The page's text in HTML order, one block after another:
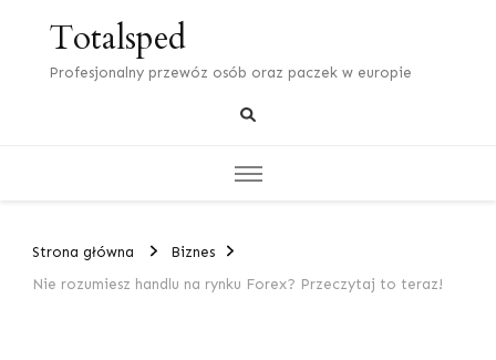
Totalsped
Profesjonalny przewóz osób oraz paczek w europie
Strona główna
Biznes
Nie rozumiesz handlu na rynku Forex? Przeczytaj to teraz!